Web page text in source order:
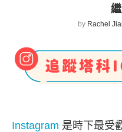
by Rachel
Instagram 是時下最受